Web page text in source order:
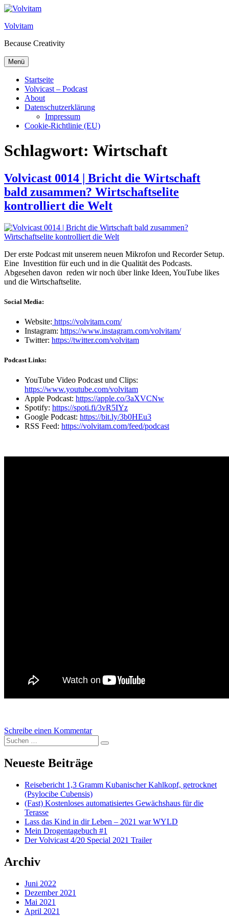
Zum Inhalt springen
Volvitam
Because Creativity
Menü
Startseite
Volvicast – Podcast
About
Datenschutzerklärung
Impressum
Cookie-Richtlinie (EU)
Schlagwort: Wirtschaft
Volvicast 0014 | Bricht die Wirtschaft
bald zusammen? Wirtschaftselite
kontrolliert die Welt
Der erste Podcast mit unserem neuen Mikrofon und Recorder Setup.
Eine Investition für euch und in die Qualität des Podcasts.
Abgesehen davon reden wir noch über linke Ideen, YouTube likes
und die Wirtschaftselite.
Social Media:
Website: https://volvitam.com/
Instagram: https://www.instagram.com/volvitam/
Twitter: https://twitter.com/volvitam
Podcast Links:
YouTube Video Podcast und Clips:
https://www.youtube.com/volvitam
Apple Podcast: https://apple.co/3aXVCNw
Spotify: https://spoti.fi/3vR5IYz
Google Podcast: https://bit.ly/3b0HEu3
RSS Feed: https://volvitam.com/feed/podcast
Schreibe einen Kommentarzu Volvicast 0014 | Bricht die Wirtschaft
bald zusammen? Wirtschaftselite
Suchen nach:
Suchen
Neueste Beiträge
Reisebericht 1,3 Gramm Kubanischer Kahlkopf, getrocknet
(Psylocibe Cubensis)
(Fast) Kostenloses automatisiertes Gewächshaus für die
Terasse
Lass das Kind in dir Leben – 2021 war WYLD
Mein Drogentagebuch #1
Der Volvicast 4/20 Special 2021 Trailer
Archiv
Juni 2022
Dezember 2021
Mai 2021
April 2021